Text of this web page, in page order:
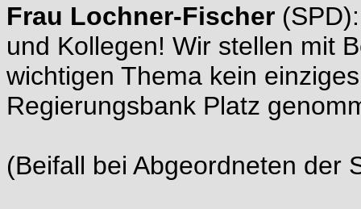
Frau Lochner-Fischer
und Kollegen! Wir stellen mit
wichtigen Thema kein
Regierungsbank Platz
(Beifall bei Abgeordneten der